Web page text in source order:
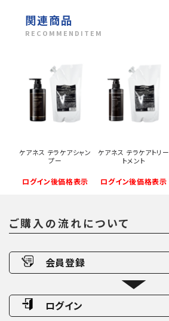
関連商品
RECOMMENDITEM
ケアネス テラケアシャン
プー
ログイン後価格表示
ケアネス テラケアトリー
トメント
ログイン後価格表示
ご購入の流れについて
会員登録
ログイン